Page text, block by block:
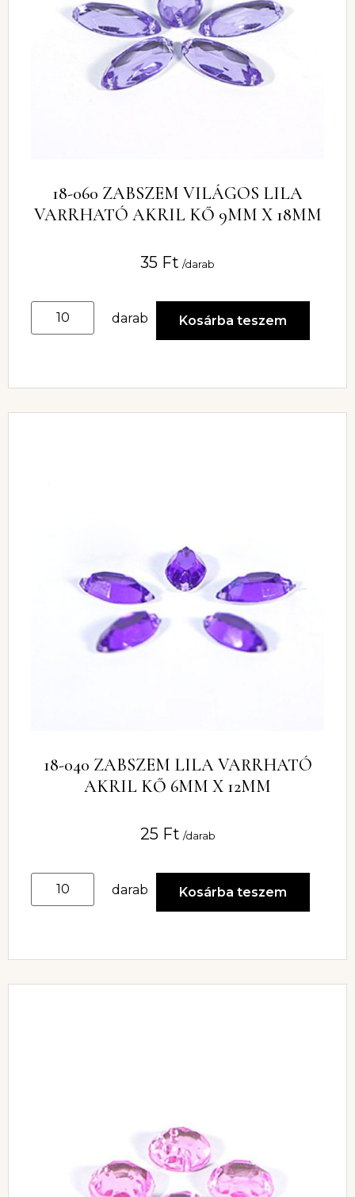
18-060 ZABSZEM VILÁGOS LILA
VARRHATÓ AKRIL KŐ 9MM X 18MM
35 Ft /darab
darab Kosárba teszem
18-040 ZABSZEM LILA VARRHATÓ
AKRIL KŐ 6MM X 12MM
25 Ft /darab
darab Kosárba teszem